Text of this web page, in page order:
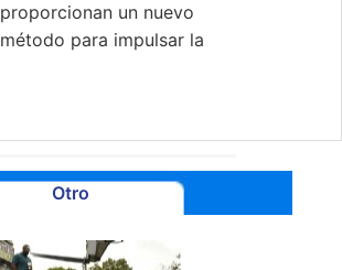
proporcionan un nuevo
método para impulsar la
Otro